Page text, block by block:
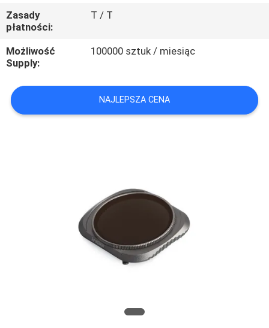
Z
NAMI
POPROSIĆ
O
WYCENĘ
Zasady
płatności:
T / T
Możliwość
Supply:
100000 sztuk / miesiąc
NAJLEPSZA CENA